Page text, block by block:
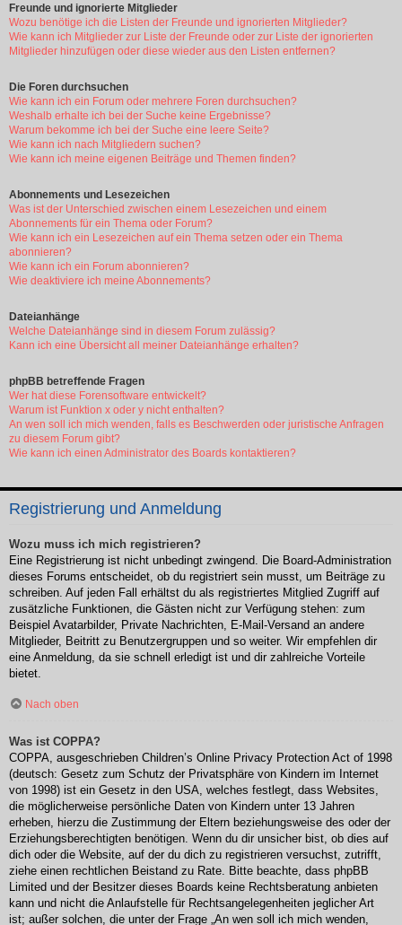
Freunde und ignorierte Mitglieder
Wozu benötige ich die Listen der Freunde und ignorierten Mitglieder?
Wie kann ich Mitglieder zur Liste der Freunde oder zur Liste der ignorierten
Mitglieder hinzufügen oder diese wieder aus den Listen entfernen?
Die Foren durchsuchen
Wie kann ich ein Forum oder mehrere Foren durchsuchen?
Weshalb erhalte ich bei der Suche keine Ergebnisse?
Warum bekomme ich bei der Suche eine leere Seite?
Wie kann ich nach Mitgliedern suchen?
Wie kann ich meine eigenen Beiträge und Themen finden?
Abonnements und Lesezeichen
Was ist der Unterschied zwischen einem Lesezeichen und einem
Abonnements für ein Thema oder Forum?
Wie kann ich ein Lesezeichen auf ein Thema setzen oder ein Thema
abonnieren?
Wie kann ich ein Forum abonnieren?
Wie deaktiviere ich meine Abonnements?
Dateianhänge
Welche Dateianhänge sind in diesem Forum zulässig?
Kann ich eine Übersicht all meiner Dateianhänge erhalten?
phpBB betreffende Fragen
Wer hat diese Forensoftware entwickelt?
Warum ist Funktion x oder y nicht enthalten?
An wen soll ich mich wenden, falls es Beschwerden oder juristische Anfragen
zu diesem Forum gibt?
Wie kann ich einen Administrator des Boards kontaktieren?
Registrierung und Anmeldung
Wozu muss ich mich registrieren?
Eine Registrierung ist nicht unbedingt zwingend. Die Board-Administration
dieses Forums entscheidet, ob du registriert sein musst, um Beiträge zu
schreiben. Auf jeden Fall erhältst du als registriertes Mitglied Zugriff auf
zusätzliche Funktionen, die Gästen nicht zur Verfügung stehen: zum
Beispiel Avatarbilder, Private Nachrichten, E-Mail-Versand an andere
Mitglieder, Beitritt zu Benutzergruppen und so weiter. Wir empfehlen dir
eine Anmeldung, da sie schnell erledigt ist und dir zahlreiche Vorteile
bietet.
Nach oben
Was ist COPPA?
COPPA, ausgeschrieben Children’s Online Privacy Protection Act of 1998
(deutsch: Gesetz zum Schutz der Privatsphäre von Kindern im Internet
von 1998) ist ein Gesetz in den USA, welches festlegt, dass Websites,
die möglicherweise persönliche Daten von Kindern unter 13 Jahren
erheben, hierzu die Zustimmung der Eltern beziehungsweise des oder der
Erziehungsberechtigten benötigen. Wenn du dir unsicher bist, ob dies auf
dich oder die Website, auf der du dich zu registrieren versuchst, zutrifft,
ziehe einen rechtlichen Beistand zu Rate. Bitte beachte, dass phpBB
Limited und der Besitzer dieses Boards keine Rechtsberatung anbieten
kann und nicht die Anlaufstelle für Rechtsangelegenheiten jeglicher Art
ist; außer solchen, die unter der Frage „An wen soll ich mich wenden,